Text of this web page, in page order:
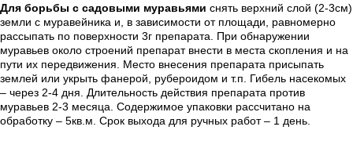
Для борьбы с садовыми муравьями снять верхний слой (2-3см)
земли с муравейника и, в зависимости от площади, равномерно
рассыпать по поверхности 3г препарата. При обнаружении
муравьев около строений препарат внести в места скопления и на
пути их передвижения. Место внесения препарата присыпать
землей или укрыть фанерой, рубероидом и т.п. Гибель насекомых
– через 2-4 дня. Длительность действия препарата против
муравьев 2-3 месяца. Содержимое упаковки рассчитано на
обработку – 5кв.м. Срок выхода для ручных работ – 1 день.